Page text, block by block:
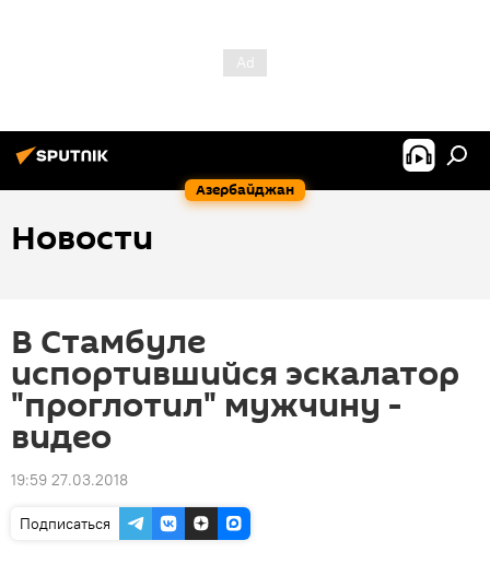
Азербайджан
Новости
В Стамбуле
испортившийся эскалатор
"проглотил" мужчину -
видео
19:59 27.03.2018
Подписаться